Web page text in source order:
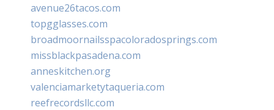
avenue26tacos.com
topgglasses.com
broadmoornailsspacoloradosprings.com
missblackpasadena.com
anneskitchen.org
valenciamarketytaqueria.com
reefrecordsllc.com